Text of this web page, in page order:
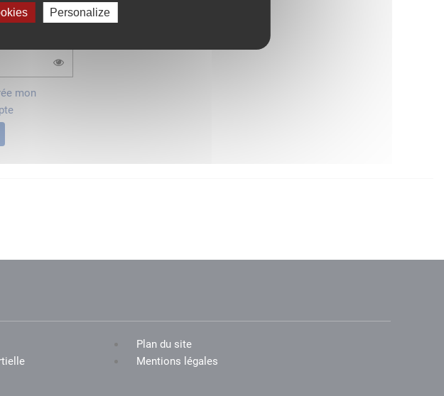
Personalize
mon
Plan du site
Mentions légales